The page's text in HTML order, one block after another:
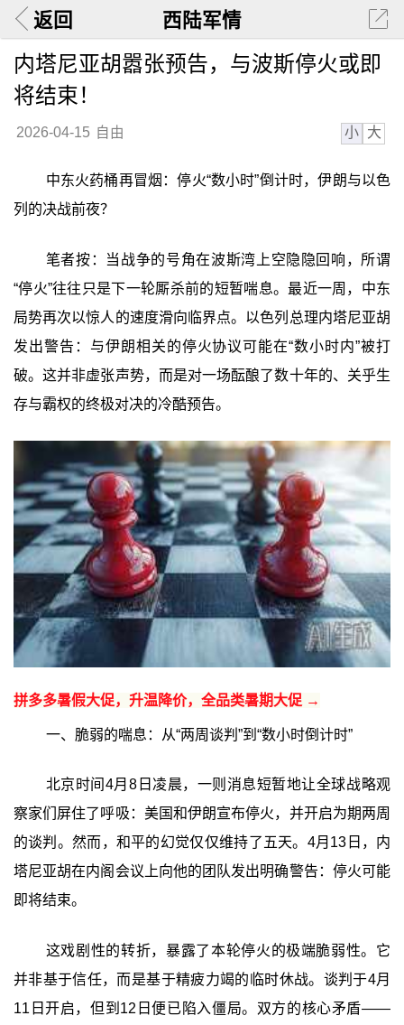
返回 西陆军情
内塔尼亚胡嚣张预告，与波斯停火或即
将结束！
2026-04-15 自由 小 大
中东火药桶再冒烟：停火“数小时”倒计时，伊朗与以色
列的决战前夜？
笔者按：当战争的号角在波斯湾上空隐隐回响，所谓
“停火”往往只是下一轮厮杀前的短暂喘息。最近一周，中东
局势再次以惊人的速度滑向临界点。以色列总理内塔尼亚胡
发出警告：与伊朗相关的停火协议可能在“数小时内”被打
破。这并非虚张声势，而是对一场酝酿了数十年的、关乎生
存与霸权的终极对决的冷酷预告。
拼多多暑假大促，升温降价，全品类暑期大促 →
一、脆弱的喘息：从“两周谈判”到“数小时倒计时”‍
北京时间4月8日凌晨，一则消息短暂地让全球战略观
察家们屏住了呼吸：美国和伊朗宣布停火，并开启为期两周
的谈判。然而，和平的幻觉仅仅维持了五天。4月13日，内
塔尼亚胡在内阁会议上向他的团队发出明确警告：停火可能
即将结束。
这戏剧性的转折，暴露了本轮停火的极端脆弱性。它
并非基于信任，而是基于精疲力竭的临时休战。谈判于4月
11日开启，但到12日便已陷入僵局。双方的核心矛盾——